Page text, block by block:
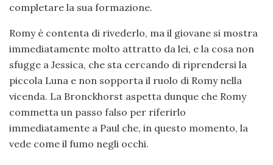
completare la sua formazione.
Romy è contenta di rivederlo, ma il giovane si mostra
immediatamente molto attratto da lei, e la cosa non
sfugge a Jessica, che sta cercando di riprendersi la
piccola Luna e non sopporta il ruolo di Romy nella
vicenda. La Bronckhorst aspetta dunque che Romy
commetta un passo falso per riferirlo
immediatamente a Paul che, in questo momento, la
vede come il fumo negli occhi.